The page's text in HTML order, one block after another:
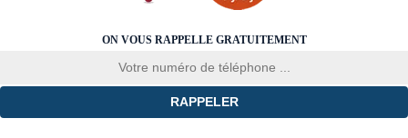
ON VOUS RAPPELLE GRATUITEMENT